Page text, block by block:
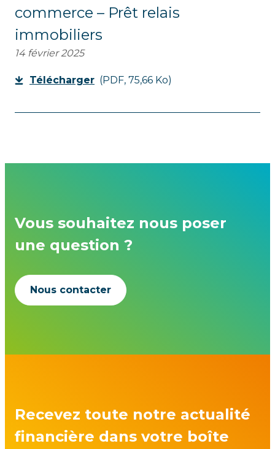
commerce – Prêt relais
immobiliers
14 février 2025
Télécharger (PDF, 75,66 Ko)
Vous souhaitez nous poser
une question ?
Nous contacter
Recevez toute notre actualité
financière dans votre boîte